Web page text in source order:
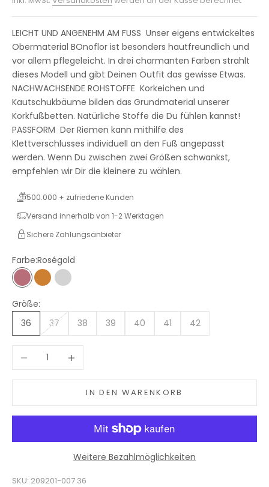
LEICHT UND ANGENEHM AM FUSS Unser eigens entwickeltes
Obermaterial BOnoflor ist besonders hautfreundlich und
vor allem pflegeleicht. In drei charmanten Farben strahlt
dieses Modell und gibt Deinen Outfit das gewisse Etwas.
NACHWACHSENDE ROHSTOFFE Korkeichen und
Kautschukbäume bilden das Grundmaterial unserer
Korkfußbetten. Natürliche Stoffe die Du fühlen kannst!
PASSFORM Der Riemen kann mithilfe des
Klettverschlusses individuell an den Fuß angepasst
werden. Wenn Du zwischen zwei Größen schwankst,
empfehlen wir Dir die kleinere zu wählen.
500.000 + zufriedene Kunden
Versand innerhalb von 1-2 Werktagen
Sichere Zahlungsanbieter
Farbe:Roségold
Roségold
BronzeSilber
Größe:
36
37 38 39 40 41 42
Anzahl verringernAnzahl erhöhen
IN DEN WARENKORB
Weitere Bezahlmöglichkeiten
SKU: 209201-007 36